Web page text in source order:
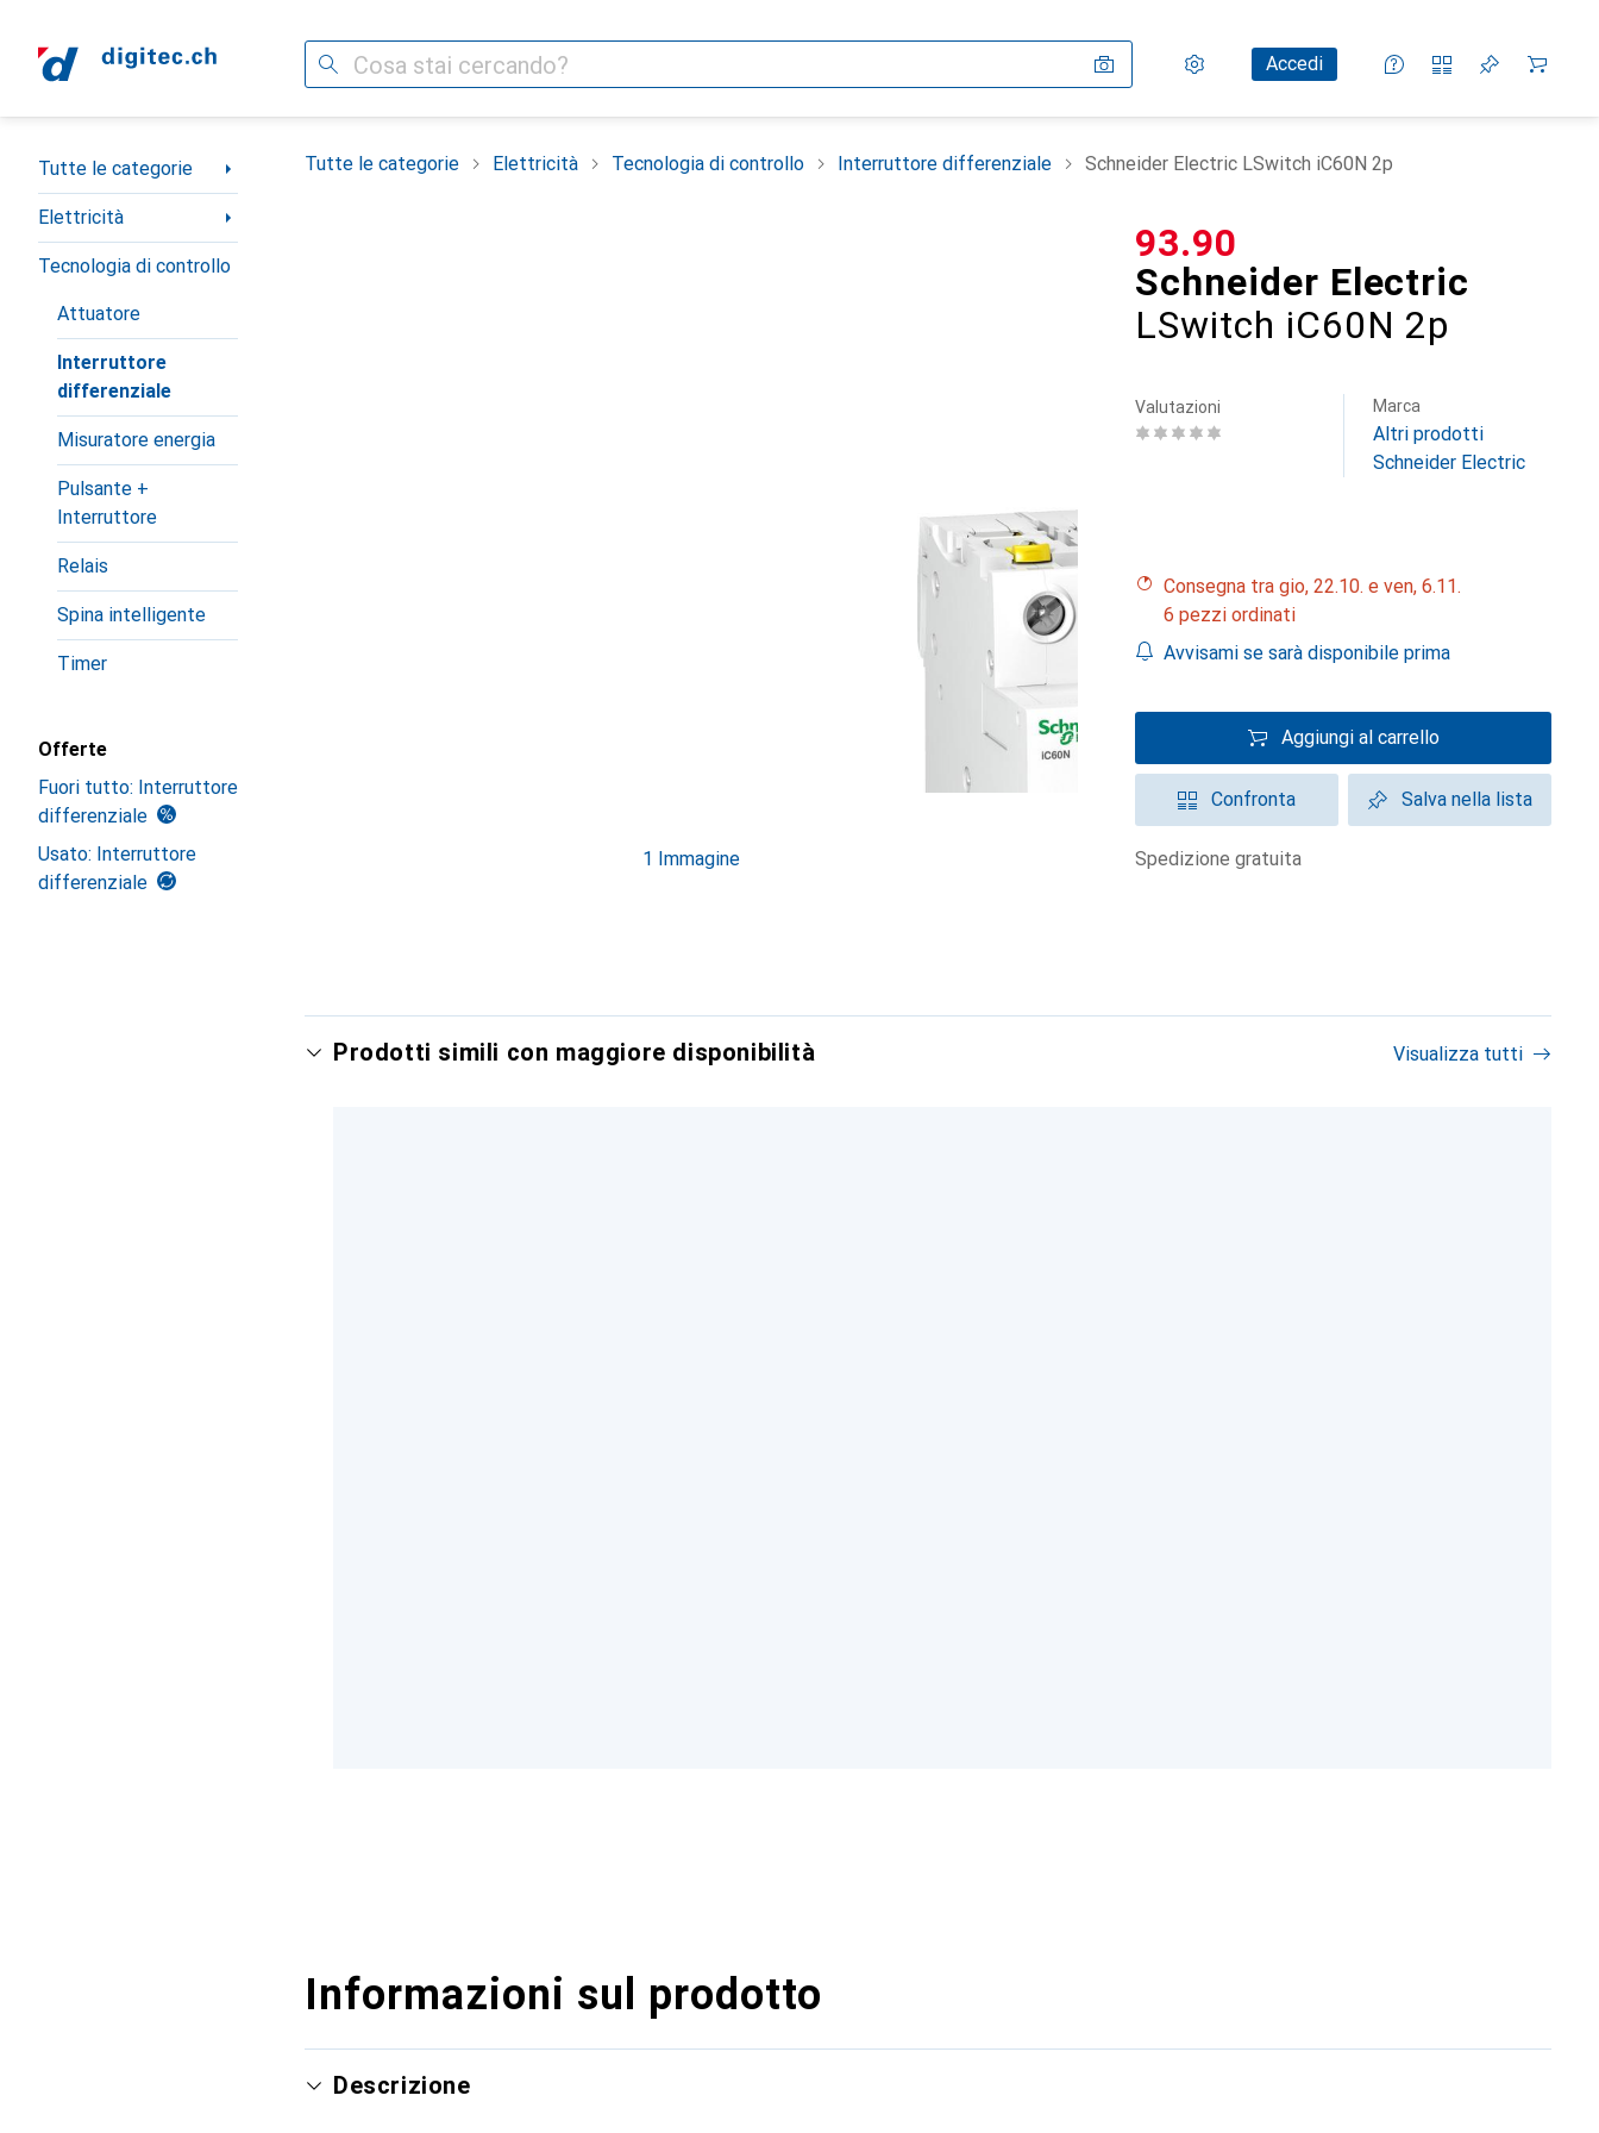
Cerca Impostazioni
Conto clienteAccedi
Liste di confronto
Liste dei desideri
Carrello
Categoria Navigazione
Tutte le categorie
Elettricità
Tecnologia di controllo
Attuatore
Interruttore
differenziale
Misuratore energia
Pulsante +
Interruttore
Relais
Spina intelligente
Timer
Offerte
Fuori tutto: Interruttore
differenziale
Usato: Interruttore
differenziale
Tutte le categorie Elettricità Tecnologia di controllo Interruttore differenziale Schneider Electric LSwitch iC60N 2p
1 Immagine
Schneider Electric
LSwitch iC60N 2p
CHF
93.90
Valutazioni Marca
Altri prodotti
Schneider Electric
Consegna tra gio, 22.10. e ven, 6.11.
6 pezzi ordinati
Avvisami se sarà disponibile prima
Aggiungi al carrello
Confronta Salva nella lista
spedizione gratuita
Prodotti simili con maggiore disponibilità Visualizza tutti
Informazioni sul prodotto
Descrizione